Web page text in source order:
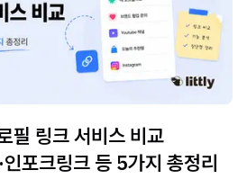
필 링크 서비스 비교
인포크링크 등 5가지 총정리